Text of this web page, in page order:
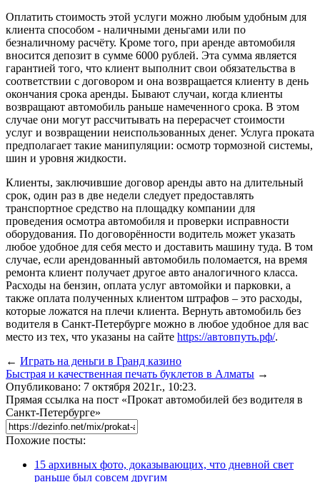
Оплатить стоимость этой услуги можно любым удобным для
клиента способом - наличными деньгами или по
безналичному расчёту. Кроме того, при аренде автомобиля
вносится депозит в сумме 6000 рублей. Эта сумма является
гарантией того, что клиент выполнит свои обязательства в
соответствии с договором и она возвращается клиенту в день
окончания срока аренды. Бывают случаи, когда клиенты
возвращают автомобиль раньше намеченного срока. В этом
случае они могут рассчитывать на перерасчет стоимости
услуг и возвращении неиспользованных денег. Услуга проката
предполагает такие манипуляции: осмотр тормозной системы,
шин и уровня жидкости.
Клиенты, заключившие договор аренды авто на длительный
срок, один раз в две недели следует предоставлять
транспортное средство на площадку компании для
проведения осмотра автомобиля и проверки исправности
оборудования. По договорённости водитель может указать
любое удобное для себя место и доставить машину туда. В том
случае, если арендованный автомобиль поломается, на время
ремонта клиент получает другое авто аналогичного класса.
Расходы на бензин, оплата услуг автомойки и парковки, а
также оплата полученных клиентом штрафов – это расходы,
которые ложатся на плечи клиента. Вернуть автомобиль без
водителя в Санкт-Петербурге можно в любое удобное для вас
место из тех, что указаны на сайте https://автовпуть.рф/.
← Играть на деньги в Гранд казино
Быстрая и качественная печать буклетов в Алматы →
Опубликовано: 7 октября 2021г., 10:23.
Прямая ссылка на пост «Прокат автомобилей без водителя в
Санкт-Петербурге»
Похожие посты:
15 архивных фото, доказывающих, что дневной свет
раньше был совсем другим